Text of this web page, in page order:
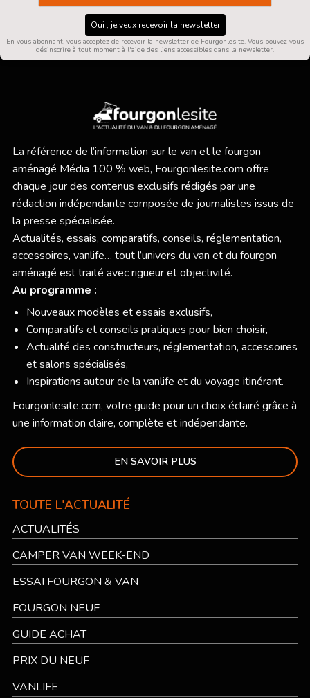
Oui , je veux recevoir la newsletter
En vous abonnant, vous acceptez de recevoir la newsletter de Fourgonlesite. Vous pouvez vous
désinscrire à tout moment à l'aide des liens accessibles dans la newsletter.
La référence de l’information sur le van et le fourgon
aménagé Média 100 % web, Fourgonlesite.com offre
chaque jour des contenus exclusifs rédigés par une
rédaction indépendante composée de journalistes issus de
la presse spécialisée.
Actualités, essais, comparatifs, conseils, réglementation,
accessoires, vanlife… tout l’univers du van et du fourgon
aménagé est traité avec rigueur et objectivité.
Au programme :
Nouveaux modèles et essais exclusifs,
Comparatifs et conseils pratiques pour bien choisir,
Actualité des constructeurs, réglementation, accessoires
et salons spécialisés,
Inspirations autour de la vanlife et du voyage itinérant.
Fourgonlesite.com, votre guide pour un choix éclairé grâce à
une information claire, complète et indépendante.
EN SAVOIR PLUS
TOUTE L'ACTUALITÉ
ACTUALITÉS
CAMPER VAN WEEK-END
ESSAI FOURGON & VAN
FOURGON NEUF
GUIDE ACHAT
PRIX DU NEUF
VANLIFE